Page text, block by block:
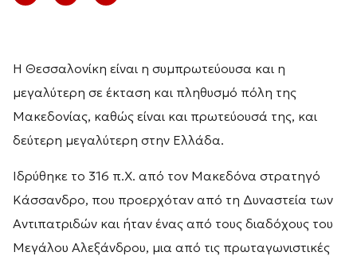
Η Θεσσαλονίκη είναι η συμπρωτεύουσα και η
μεγαλύτερη σε έκταση και πληθυσμό πόλη της
Μακεδονίας, καθώς είναι και πρωτεύουσά της, και
δεύτερη μεγαλύτερη στην Ελλάδα.
Ιδρύθηκε το 316 π.Χ. από τον Μακεδόνα στρατηγό
Κάσσανδρο, που προερχόταν από τη Δυναστεία των
Αντιπατριδών και ήταν ένας από τους διαδόχους του
Μεγάλου Αλεξάνδρου, μια από τις πρωταγωνιστικές